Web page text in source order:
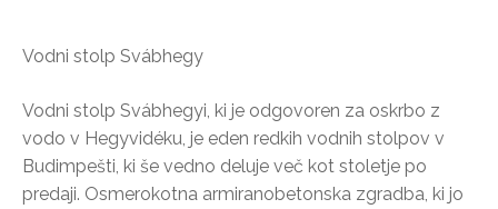
Vodni stolp Svábhegy
Vodni stolp Svábhegyi, ki je odgovoren za oskrbo z
vodo v Hegyvidéku, je eden redkih vodnih stolpov v
Budimpešti, ki še vedno deluje več kot stoletje po
predaji. Osmerokotna armiranobetonska zgradba, ki jo